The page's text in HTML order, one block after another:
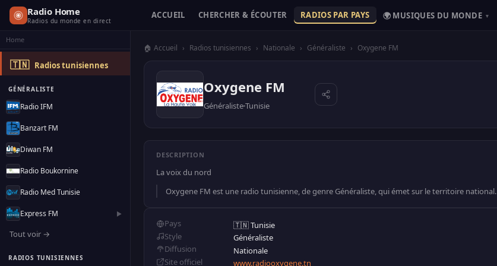
Radio Home
Radios du monde en direct
ACCUEIL CHERCHER & ÉCOUTER RADIOS PAR PAYS 🌍 MUSIQUES DU MONDE ▾
Home
🇹🇳 Radios tunisiennes
GÉNÉRALISTE
Radio IFM
Banzart FM
Diwan FM
Radio Boukornine
Radio Med Tunisie
Express FM ▶
Tout voir →
RADIOS TUNISIENNES
🏠 Accueil › Radios tunisiennes › Nationale › Généraliste › Oxygene FM
Oxygene FM
GénéralisteTunisie
DESCRIPTION
La voix du nord
Oxygene FM est une radio tunisienne, de genre Généraliste, qui émet sur le territoire national.
Pays
🇹🇳 Tunisie
Style
Généraliste
Diffusion
Nationale
Site officiel
www.radiooxygene.tn